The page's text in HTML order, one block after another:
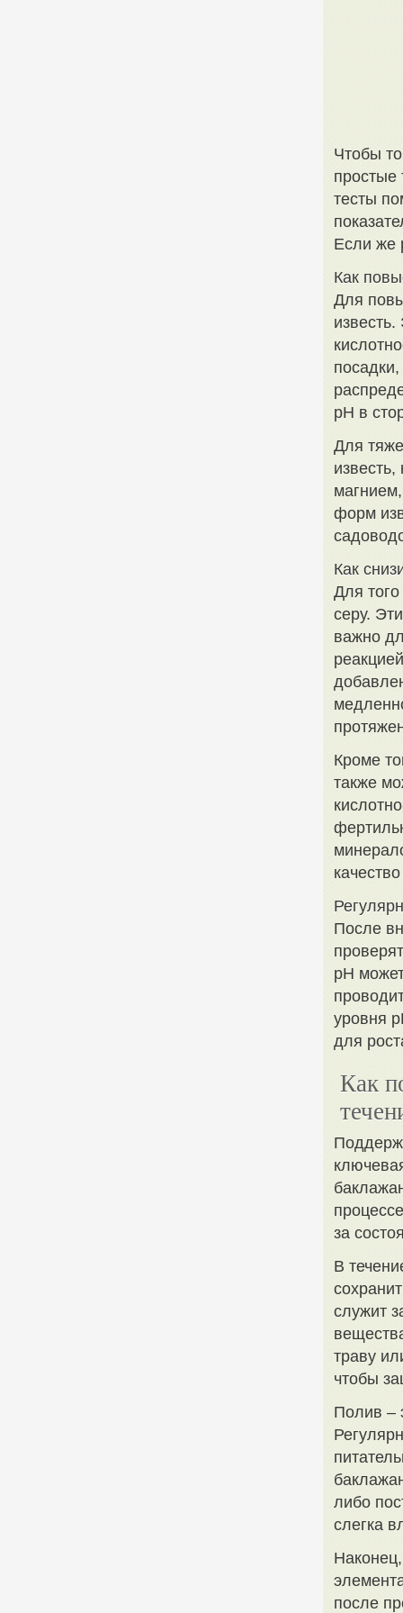
Чтобы
простые
тесты
Если же
Как
Для
pH в
Для
форм
Как
Для
серу.
важно
Кроме
также
После
pH
уровня
для
Как
за
В
служит
траву
чтобы
Полив –
либо
слегка
после